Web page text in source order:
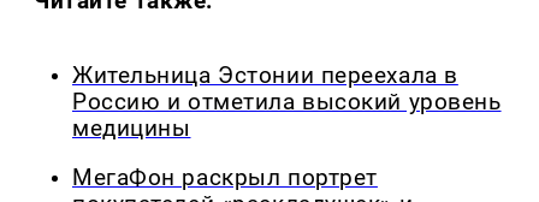
Жительница Эстонии переехала в
Россию и отметила высокий уровень
медицины
МегаФон раскрыл портрет